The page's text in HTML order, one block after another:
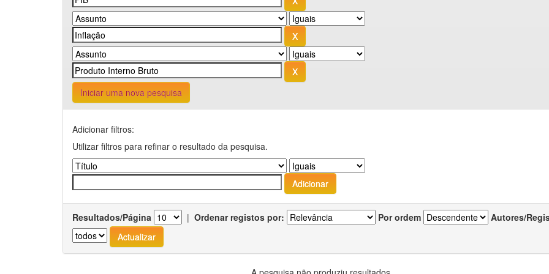
Iniciar uma nova pesquisa
Adicionar filtros:
Utilizar filtros para refinar o resultado da pesquisa.
Resultados/Página | Ordenar registos por: Por ordem Autores/